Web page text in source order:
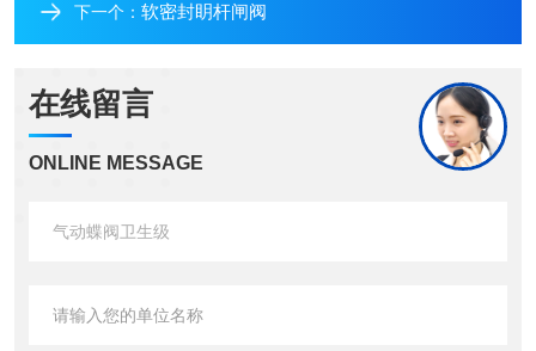
下一个： 软密封眀杆闸阀
在线留言
ONLINE MESSAGE